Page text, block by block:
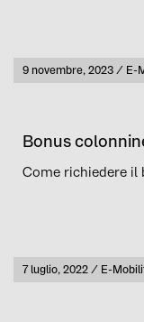
Pubblicato
9 novembre, 2023 E-
Bonus
Come richiedere il
Pubblicato
7 luglio, 2022 E-